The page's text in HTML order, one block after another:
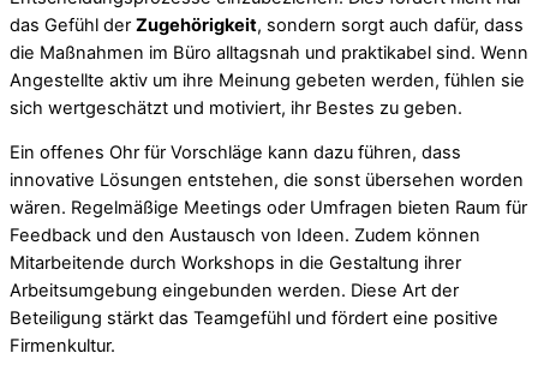
das Gefühl der Zugehörigkeit, sondern sorgt auch dafür, dass
die Maßnahmen im Büro alltagsnah und praktikabel sind. Wenn
Angestellte aktiv um ihre Meinung gebeten werden, fühlen sie
sich wertgeschätzt und motiviert, ihr Bestes zu geben.
Ein offenes Ohr für Vorschläge kann dazu führen, dass
innovative Lösungen entstehen, die sonst übersehen worden
wären. Regelmäßige Meetings oder Umfragen bieten Raum für
Feedback und den Austausch von Ideen. Zudem können
Mitarbeitende durch Workshops in die Gestaltung ihrer
Arbeitsumgebung eingebunden werden. Diese Art der
Beteiligung stärkt das Teamgefühl und fördert eine positive
Firmenkultur.